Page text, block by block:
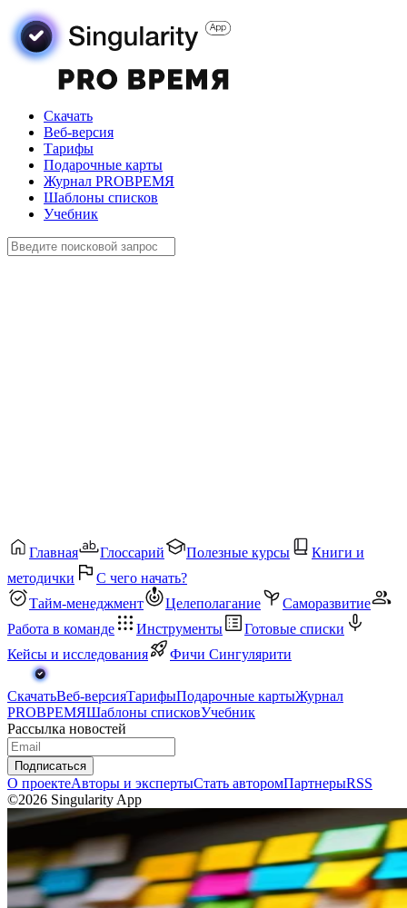
Скачать
Веб-версия
Тарифы
Подарочные карты
Журнал PROВРЕМЯ
Шаблоны списков
Учебник
Главная Глоссарий Полезные курсы
Книги и
методички
С чего начать?
Тайм-менеджмент
Целеполагание
Саморазвитие
Работа в команде
Инструменты
Готовые списки
Кейсы и исследования
Фичи Сингулярити
СкачатьВеб-версияТарифыПодарочные картыЖурнал
PROВРЕМЯШаблоны списковУчебник
Рассылка новостей
Подписаться
О проектеАвторы и экспертыСтать авторомПартнерыRSS
©2026 Singularity App